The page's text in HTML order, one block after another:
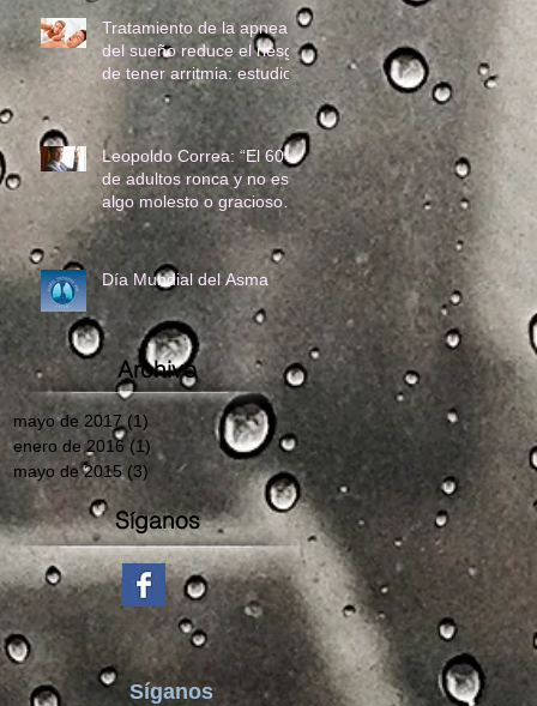
Tratamiento de la apnea
del sueño reduce el riesgo
de tener arritmia: estudio
Leopoldo Correa: “El 60%
de adultos ronca y no es
algo molesto o gracioso,
puede ser grave”
Día Mundial del Asma
Archivo
mayo de 2017 (1) 1 entrada
enero de 2016 (1) 1 entrada
mayo de 2015 (3) 3 entradas
Síganos
Síganos